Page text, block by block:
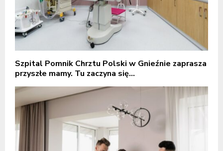
Szpital Pomnik Chrztu Polski w Gnieźnie zaprasza
przyszłe mamy. Tu zaczyna się...